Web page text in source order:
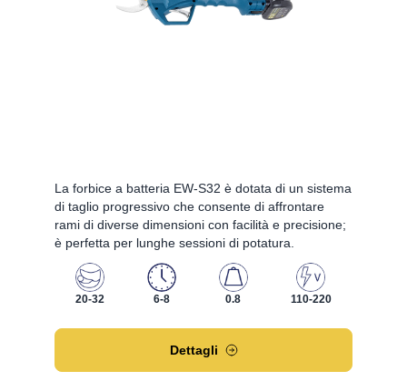
La forbice a batteria EW-S32 è dotata di un sistema
di taglio progressivo che consente di affrontare
rami di diverse dimensioni con facilità e precisione;
è perfetta per lunghe sessioni di potatura.
20-32 6-8 0.8 110-220
Dettagli